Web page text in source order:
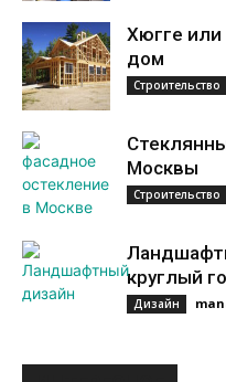
Хюгге или
дом
Строительство
Москвы
Строительство
круглый
Дизайн